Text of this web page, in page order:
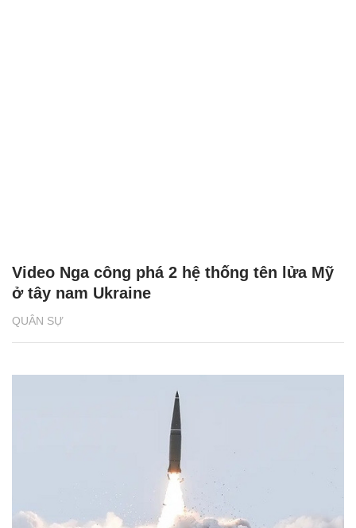
QUÂN SỰ
Video Nga công phá 2 hệ thống tên lửa Mỹ
ở tây nam Ukraine